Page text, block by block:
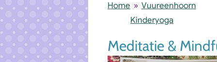
Home » Vuureenhoorn
Kinderyoga
Meditatie &